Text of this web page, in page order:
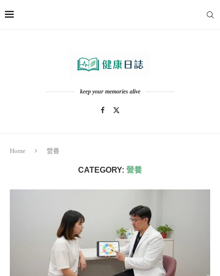
keep your memories alive
Home 營養
CATEGORY: 營養